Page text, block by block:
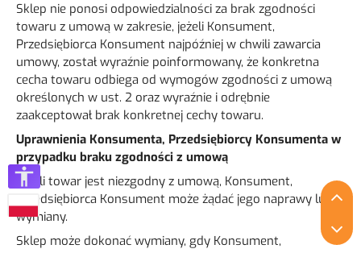
Sklep nie ponosi odpowiedzialności za brak zgodności
towaru z umową w zakresie, jeżeli Konsument,
Przedsiębiorca Konsument najpóźniej w chwili zawarcia
umowy, został wyraźnie poinformowany, że konkretna
cecha towaru odbiega od wymogów zgodności z umową
określonych w ust. 2 oraz wyraźnie i odrębnie
zaakceptował brak konkretnej cechy towaru.
Uprawnienia Konsumenta, Przedsiębiorcy Konsumenta w
przypadku braku zgodności z umową
Jeżeli towar jest niezgodny z umową, Konsument,
Przedsiębiorca Konsument może żądać jego naprawy lub
wymiany.
Sklep może dokonać wymiany, gdy Konsument,